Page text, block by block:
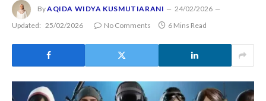
ByAQIDA WIDYA KUSMUTIARANI
24/02/2026
Updated: 25/02/2026 No Comments 6 Mins Read